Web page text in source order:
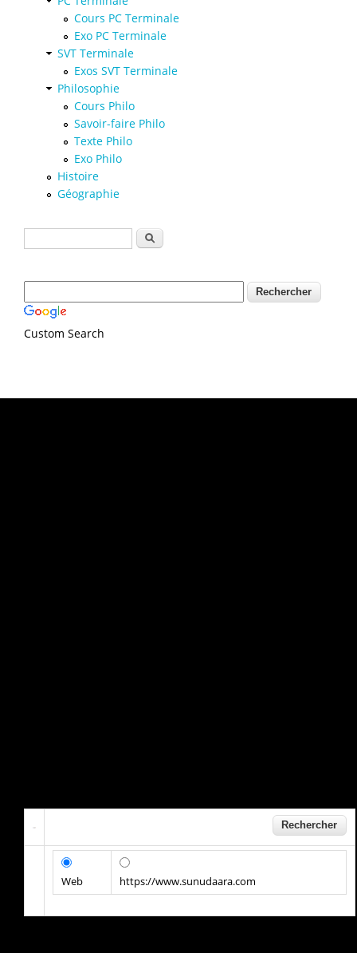
Cours PC Terminale
Exo PC Terminale
SVT Terminale
Exos SVT Terminale
Philosophie
Cours Philo
Savoir-faire Philo
Texte Philo
Exo Philo
Histoire
Géographie
Formulaire de recherche
Rechercher
Custom Search
Web https://www.sunudaara.com